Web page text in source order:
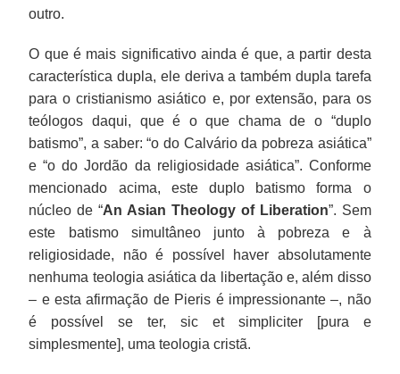
outro.
O que é mais significativo ainda é que, a partir desta
característica dupla, ele deriva a também dupla tarefa
para o cristianismo asiático e, por extensão, para os
teólogos daqui, que é o que chama de o “duplo
batismo”, a saber: “o do Calvário da pobreza asiática”
e “o do Jordão da religiosidade asiática”. Conforme
mencionado acima, este duplo batismo forma o
núcleo de “An Asian Theology of Liberation”. Sem
este batismo simultâneo junto à pobreza e à
religiosidade, não é possível haver absolutamente
nenhuma teologia asiática da libertação e, além disso
– e esta afirmação de Pieris é impressionante –, não
é possível se ter, sic et simpliciter [pura e
simplesmente], uma teologia cristã.